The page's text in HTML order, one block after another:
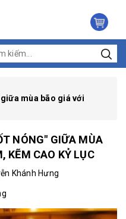
mùa bão giá với
NÓNG" GIỮA MÙA
KẼM CAO KỶ LỤC
Khánh Hưng